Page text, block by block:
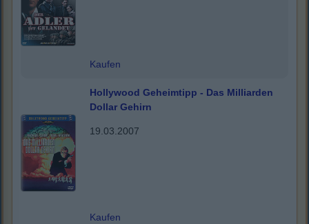
Kaufen
Hollywood Geheimtipp - Das Milliarden
Dollar Gehirn
19.03.2007
Kaufen